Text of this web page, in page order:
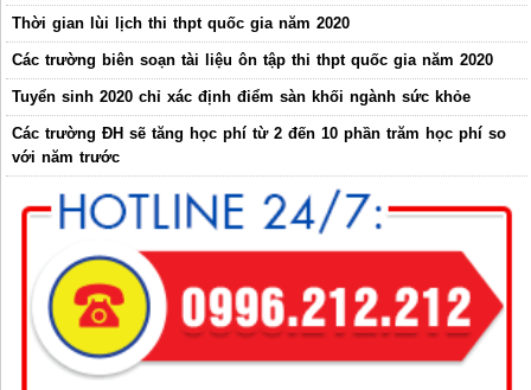
Thời gian lùi lịch thi thpt quốc gia năm 2020
Các trường biên soạn tài liệu ôn tập thi thpt quốc gia năm 2020
Tuyển sinh 2020 chỉ xác định điểm sàn khối ngành sức khỏe
Các trường ĐH sẽ tăng học phí từ 2 đến 10 phần trăm học phí so
với năm trước